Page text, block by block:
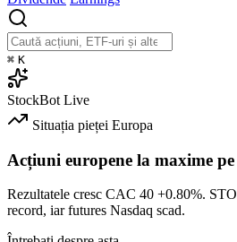
⌘ K
StockBot Live
Situația pieței Europa
Acțiuni europene la maxime
Rezultatele cresc CAC 40 +0.80%.
record, iar futures Nasdaq scad.